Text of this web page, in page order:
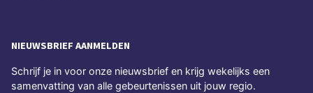
NIEUWSBRIEF AANMELDEN
Schrijf je in voor onze nieuwsbrief en krijg wekelijks een
samenvatting van alle gebeurtenissen uit jouw regio.